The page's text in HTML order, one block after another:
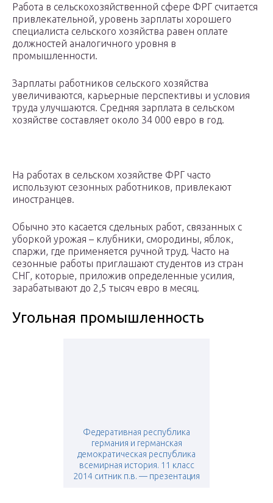
Работа в сельскохозяйственной сфере ФРГ считается
привлекательной, уровень зарплаты хорошего
специалиста сельского хозяйства равен оплате
должностей аналогичного уровня в
промышленности.
Зарплаты работников сельского хозяйства
увеличиваются, карьерные перспективы и условия
труда улучшаются. Средняя зарплата в сельском
хозяйстве составляет около 34 000 евро в год.
На работах в сельском хозяйстве ФРГ часто
используют сезонных работников, привлекают
иностранцев.
Обычно это касается сдельных работ, связанных с
уборкой урожая – клубники, смородины, яблок,
спаржи, где применяется ручной труд. Часто на
сезонные работы приглашают студентов из стран
СНГ, которые, приложив определенные усилия,
зарабатывают до 2,5 тысяч евро в месяц.
Угольная промышленность
Федеративная республика
германия и германская
демократическая республика
всемирная история. 11 класс
2014 ситник п.в. — презентация